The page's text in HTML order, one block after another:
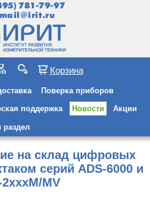
781-79-97
Корзина
Поверка приборов
поддержка Новости Акции
раздел
на склад цифровых
серий ADS-6000 и
2xxxM/MV